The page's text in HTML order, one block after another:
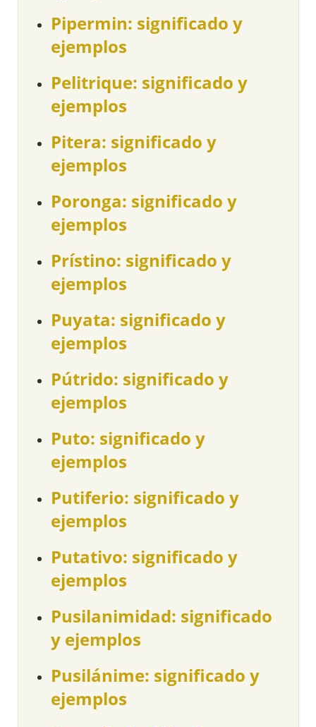
Pipermin: significado y
ejemplos
Pelitrique: significado y
ejemplos
Pitera: significado y
ejemplos
Poronga: significado y
ejemplos
Prístino: significado y
ejemplos
Puyata: significado y
ejemplos
Pútrido: significado y
ejemplos
Puto: significado y
ejemplos
Putiferio: significado y
ejemplos
Putativo: significado y
ejemplos
Pusilanimidad: significado
y ejemplos
Pusilánime: significado y
ejemplos